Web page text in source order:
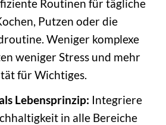
Routinen für tägliche
Putzen oder die
Weniger komplexe
weniger Stress und mehr
für Wichtiges.
Lebensprinzip: Integriere
in alle Bereiche